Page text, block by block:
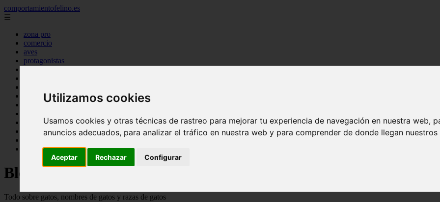
Utilizamos cookies
Usamos cookies y otras técnicas de rastreo para mejorar tu experiencia de navegación en nuestra web,
anuncios adecuados, para analizar el tráfico en nuestra web y para comprender de donde llegan
Aceptar Rechazar Configurar
comportamientofelino.es
☰
zona pro
comercio
aves
protagonistas
articulos
canal tv
novedades
tablon de anuncios
zona pro
Blog sobre gatos
Todo sobre gatos, nombres de gatos y razas de gatos